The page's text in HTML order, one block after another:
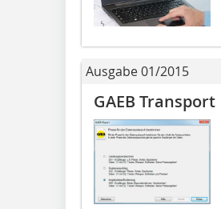
Ausgabe 01/2015
GAEB Transport